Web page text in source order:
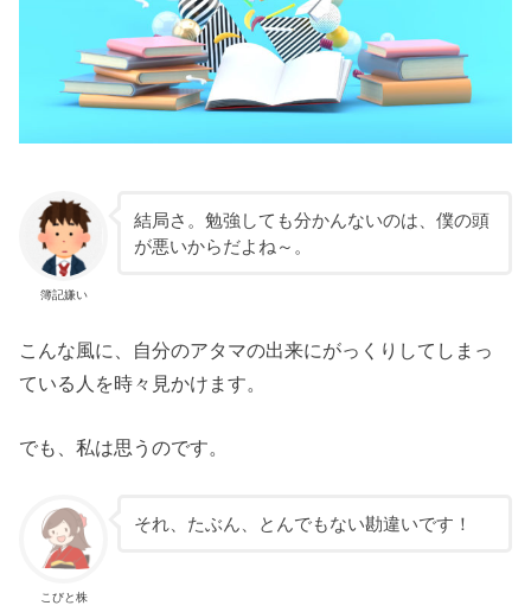
簿記嫌い
結局さ。勉強しても分かんないのは、僕の頭
が悪いからだよね～。
こんな風に、自分のアタマの出来にがっくりしてしまっ
ている人を時々見かけます。
でも、私は思うのです。
こびと株
それ、たぶん、とんでもない勘違いです！